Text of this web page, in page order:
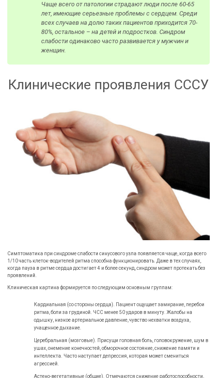
Чаще всего от патологии страдают люди после 60-65
лет, имеющие серьезные проблемы с сердцем. Среди
всех случаев на долю таких пациентов приходится 70-
80%, остальное – на детей и подростков. Синдром
слабости одинаково часто развивается у мужчин и
женщин.
Клинические проявления СССУ
Симптоматика при синдроме слабости синусового узла появляется чаще, когда всего
1/10 часть клеток-водителей ритма способна функционировать. Даже в тех случаях,
когда пауза в ритме сердца достигает 4 и более секунд, синдром может протекать без
проявлений.
Клиническая картина формируется по следующим основным группам:
Кардиальная (со стороны сердца). Пациент ощущает замирание, перебои
ритма, боли за грудиной. ЧСС менее 50 ударов в минуту. Жалобы на
одышку, низкое артериальное давление, чувство нехватки воздуха,
учащенное дыхание.
Церебральная (мозговые). Присущи головная боль, головокружение, шум в
ушах, онемение конечностей, обморочное состояние, снижение памяти и
интеллекта. Часто наступает депрессия, которая может смениться
агрессией.
Астено-вегетативные (общие). Отмечаются снижение работоспособности,